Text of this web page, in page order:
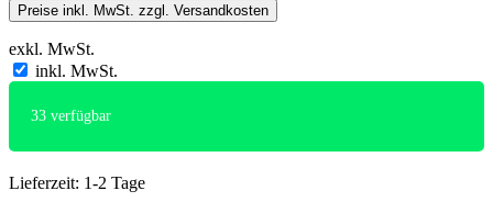
Preise inkl. MwSt. zzgl. Versandkosten
exkl. MwSt.
inkl. MwSt.
33 verfügbar
Lieferzeit: 1-2 Tage